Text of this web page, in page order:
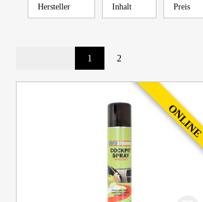
Hersteller Inhalt Preis
1 2